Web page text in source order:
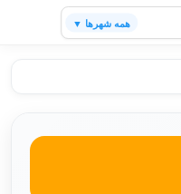
همه شهرها ▼